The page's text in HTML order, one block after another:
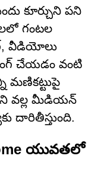
కూర్చుని పని
గంటల
వీడియోలు
చేయడం వంటి
మణికట్టుపై
వల్ల మీడియన్
దారితీస్తుంది.
యువతలో